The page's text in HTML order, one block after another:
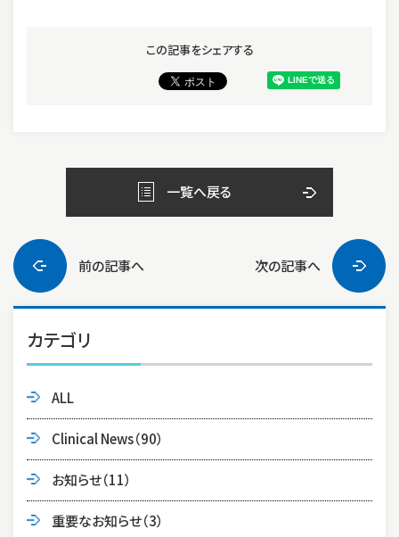
この記事をシェアする
前の記事へ
一覧へ戻る
次の記事へ
カテゴリ
ALL
Clinical News（90）
お知らせ（11）
重要なお知らせ（3）